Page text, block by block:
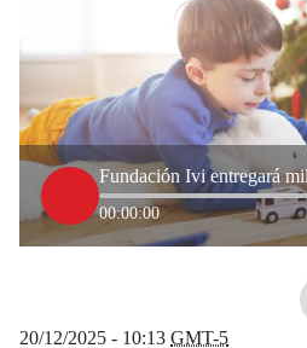
00:00:00
20/12/2025 - 10:13 GMT-5